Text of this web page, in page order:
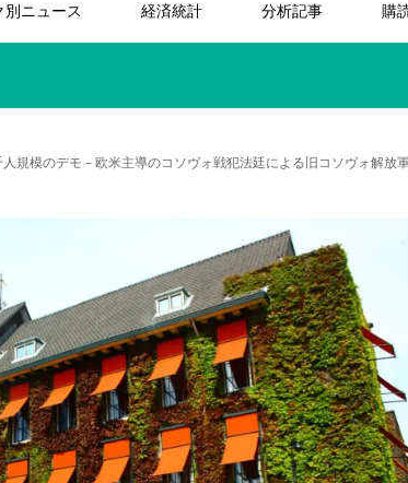
別ニュース 経済統計 分析記事 購
規模のデモ－欧米主導のコソヴォ戦犯法廷による旧コソヴォ解放